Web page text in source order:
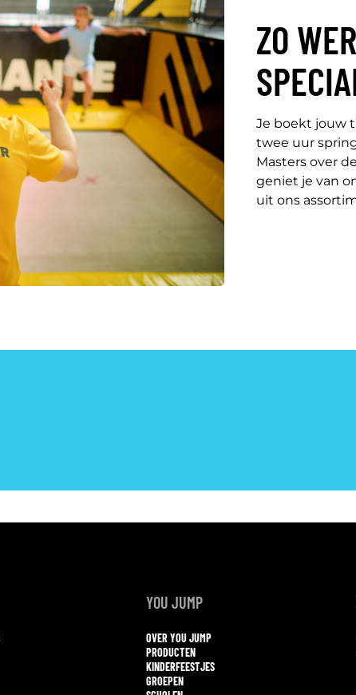
ZO
Je boekt jouw
twee uur
Masters over
geniet je van
uit ons
YOU JUMP
OVER YOU JUMP
PRODUCTEN
KINDERFEESTJES
GROEPEN